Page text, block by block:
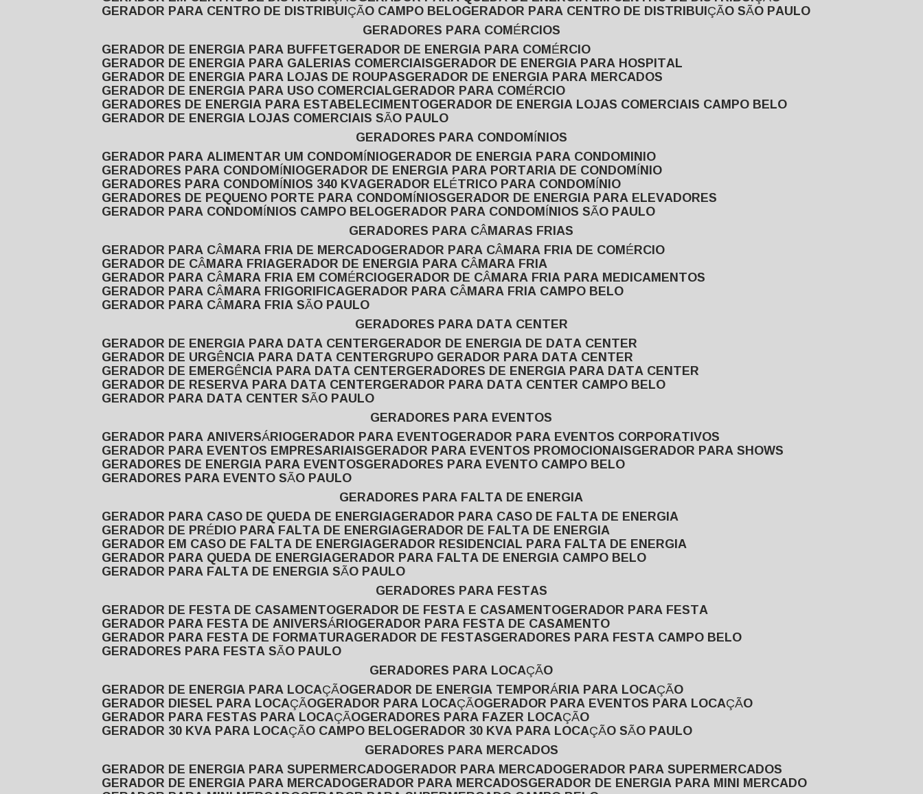
GERADOR PARA CENTRO DE DISTRIBUIÇÃO CAMPO BELO GERADOR PARA CENTRO DE DISTRIBUIÇÃO SÃO PAULO
GERADORES PARA COMÉRCIOS
GERADOR DE ENERGIA PARA BUFFET GERADOR DE ENERGIA PARA COMÉRCIO
GERADOR DE ENERGIA PARA GALERIAS COMERCIAIS GERADOR DE ENERGIA PARA HOSPITAL
GERADOR DE ENERGIA PARA LOJAS DE ROUPAS GERADOR DE ENERGIA PARA MERCADOS
GERADOR DE ENERGIA PARA USO COMERCIAL GERADOR PARA COMÉRCIO
GERADORES DE ENERGIA PARA ESTABELECIMENTO GERADOR DE ENERGIA LOJAS COMERCIAIS CAMPO BELO
GERADOR DE ENERGIA LOJAS COMERCIAIS SÃO PAULO
GERADORES PARA CONDOMÍNIOS
GERADOR PARA ALIMENTAR UM CONDOMÍNIO GERADOR DE ENERGIA PARA CONDOMINIO
GERADORES PARA CONDOMÍNIO GERADOR DE ENERGIA PARA PORTARIA DE CONDOMÍNIO
GERADORES PARA CONDOMÍNIOS 340 KVA GERADOR ELÉTRICO PARA CONDOMÍNIO
GERADORES DE PEQUENO PORTE PARA CONDOMÍNIOS GERADOR DE ENERGIA PARA ELEVADORES
GERADOR PARA CONDOMÍNIOS CAMPO BELO GERADOR PARA CONDOMÍNIOS SÃO PAULO
GERADORES PARA CÂMARAS FRIAS
GERADOR PARA CÂMARA FRIA DE MERCADO GERADOR PARA CÂMARA FRIA DE COMÉRCIO
GERADOR DE CÂMARA FRIA GERADOR DE ENERGIA PARA CÂMARA FRIA
GERADOR PARA CÂMARA FRIA EM COMÉRCIO GERADOR DE CÂMARA FRIA PARA MEDICAMENTOS
GERADOR PARA CÂMARA FRIGORIFICA GERADOR PARA CÂMARA FRIA CAMPO BELO
GERADOR PARA CÂMARA FRIA SÃO PAULO
GERADORES PARA DATA CENTER
GERADOR DE ENERGIA PARA DATA CENTER GERADOR DE ENERGIA DE DATA CENTER
GERADOR DE URGÊNCIA PARA DATA CENTER GRUPO GERADOR PARA DATA CENTER
GERADOR DE EMERGÊNCIA PARA DATA CENTER GERADORES DE ENERGIA PARA DATA CENTER
GERADOR DE RESERVA PARA DATA CENTER GERADOR PARA DATA CENTER CAMPO BELO
GERADOR PARA DATA CENTER SÃO PAULO
GERADORES PARA EVENTOS
GERADOR PARA ANIVERSÁRIO GERADOR PARA EVENTO GERADOR PARA EVENTOS CORPORATIVOS
GERADOR PARA EVENTOS EMPRESARIAIS GERADOR PARA EVENTOS PROMOCIONAIS GERADOR PARA SHOWS
GERADORES DE ENERGIA PARA EVENTOS GERADORES PARA EVENTO CAMPO BELO
GERADORES PARA EVENTO SÃO PAULO
GERADORES PARA FALTA DE ENERGIA
GERADOR PARA CASO DE QUEDA DE ENERGIA GERADOR PARA CASO DE FALTA DE ENERGIA
GERADOR DE PRÉDIO PARA FALTA DE ENERGIA GERADOR DE FALTA DE ENERGIA
GERADOR EM CASO DE FALTA DE ENERGIA GERADOR RESIDENCIAL PARA FALTA DE ENERGIA
GERADOR PARA QUEDA DE ENERGIA GERADOR PARA FALTA DE ENERGIA CAMPO BELO
GERADOR PARA FALTA DE ENERGIA SÃO PAULO
GERADORES PARA FESTAS
GERADOR DE FESTA DE CASAMENTO GERADOR DE FESTA E CASAMENTO GERADOR PARA FESTA
GERADOR PARA FESTA DE ANIVERSÁRIO GERADOR PARA FESTA DE CASAMENTO
GERADOR PARA FESTA DE FORMATURA GERADOR DE FESTAS GERADORES PARA FESTA CAMPO BELO
GERADORES PARA FESTA SÃO PAULO
GERADORES PARA LOCAÇÃO
GERADOR DE ENERGIA PARA LOCAÇÃO GERADOR DE ENERGIA TEMPORÁRIA PARA LOCAÇÃO
GERADOR DIESEL PARA LOCAÇÃO GERADOR PARA LOCAÇÃO GERADOR PARA EVENTOS PARA LOCAÇÃO
GERADOR PARA FESTAS PARA LOCAÇÃO GERADORES PARA FAZER LOCAÇÃO
GERADOR 30 KVA PARA LOCAÇÃO CAMPO BELO GERADOR 30 KVA PARA LOCAÇÃO SÃO PAULO
GERADORES PARA MERCADOS
GERADOR DE ENERGIA PARA SUPERMERCADO GERADOR PARA MERCADO GERADOR PARA SUPERMERCADOS
GERADOR DE ENERGIA PARA MERCADO GERADOR PARA MERCADOS GERADOR DE ENERGIA PARA MINI MERCADO